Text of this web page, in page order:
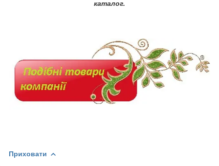
каталог.
Приховати